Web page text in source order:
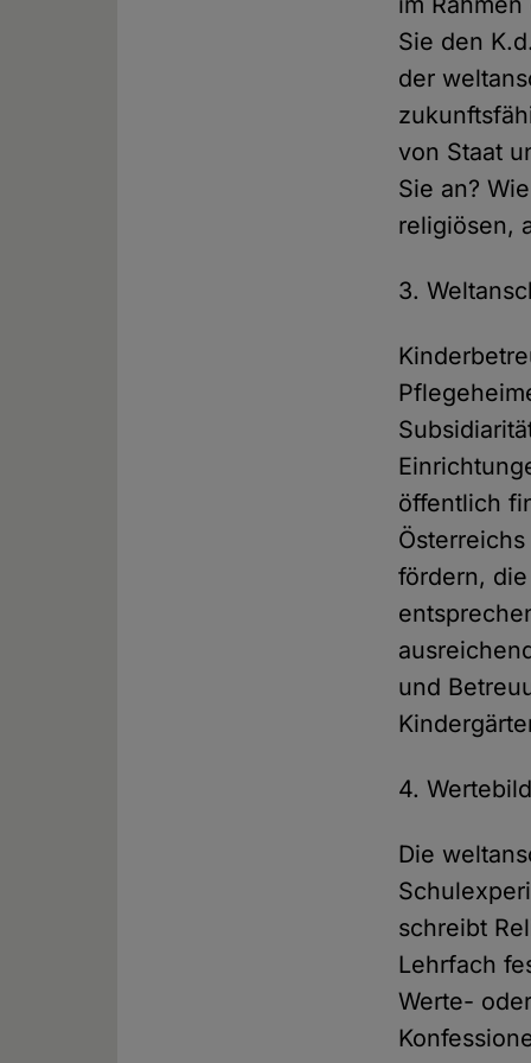
Sie den
der
von Staat
Sie an?
religiösen,
3.
öffentlich
fördern,
und
4.
Die
schreibt
Lehrfach
Werte-